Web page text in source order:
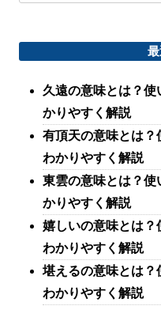
久遠の意味とは？使
かりやすく解説
有頂天の意味とは？
わかりやすく解説
東雲の意味とは？使
かりやすく解説
嬉しいの意味とは？
わかりやすく解説
堪えるの意味とは？
わかりやすく解説